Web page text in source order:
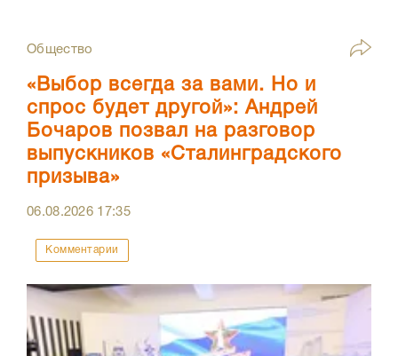
Общество
«Выбор всегда за вами. Но и
спрос будет другой»: Андрей
Бочаров позвал на разговор
выпускников «Сталинградского
призыва»
06.08.2026 17:35
Комментарии